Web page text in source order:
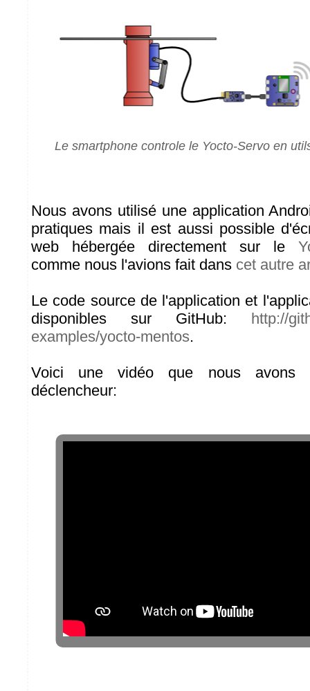
Le smartphone controle le Yocto-Servo en
Nous avons utilisé une application
pratiques mais il est aussi possible
web hébergée directement sur le
comme nous l'avions fait dans cet autre
Le code source de l'application et
disponibles sur GitHub: http://
examples/yocto-mentos.
Voici une vidéo que nous avons
déclencheur: